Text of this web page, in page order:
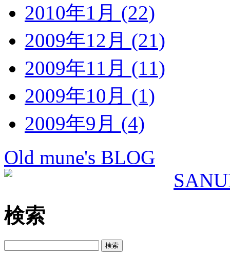
2010年1月 (22)
2009年12月 (21)
2009年11月 (11)
2009年10月 (1)
2009年9月 (4)
Old mune's BLOG
検索